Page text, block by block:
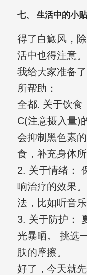
七、 生活中的小
得了白癜风，
活中也得注意。
我给大家准备
所帮助：
全都. 关于饮食
C(注意摄入量)
会抑制黑色素
食，补充身体所
2. 关于情绪：
响治疗的效果
法，比如听音
3. 关于防护：
光暴晒。 挑选
肤的摩擦。
好了，今天就